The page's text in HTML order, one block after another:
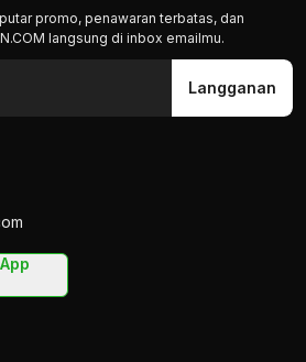
promo, penawaran terbatas, dan
langsung di inbox emailmu.
Langganan